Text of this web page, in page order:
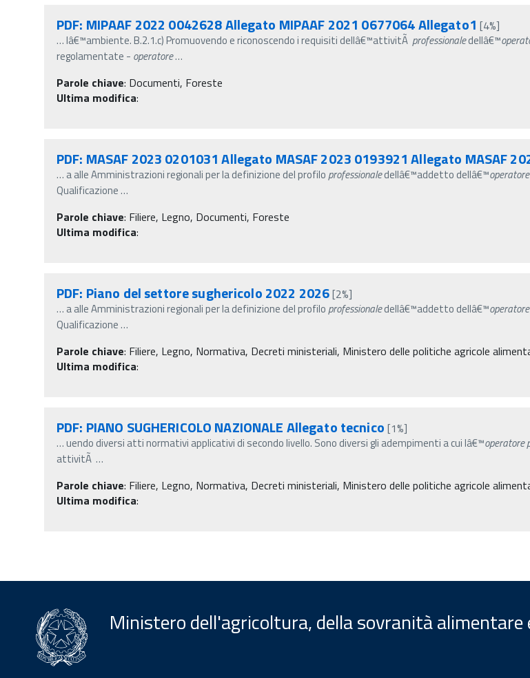
PDF: MIPAAF 2022 0042628 Allegato MIPAAF 2021 0677064 Allegato1 [4%]
…lâ€™ambiente. B.2.1.c) Promuovendo e riconoscendo i requisiti dellâ€™attivitÃ professionaledellâ€™
regolamentate - operatore…
Parole chiave: Documenti, Foreste
Ultima modifica:
PDF: MASAF 2023 0201031 Allegato MASAF 2023 0193921 Allegato MASAF
… a alle Amministrazioni regionali per la definizione del profiloprofessionaledellâ€™addetto dellâ€™operatore
Qualificazione…
Parole chiave: Filiere, Legno, Documenti, Foreste
Ultima modifica:
PDF: Piano del settore sughericolo 2022 2026[2%]
… a alle Amministrazioni regionali per la definizione del profiloprofessionaledellâ€™addetto dellâ€™operatore
Qualificazione…
Parole chiave: Filiere, Legno, Normativa, Decreti ministeriali, Ministero delle politiche agricole
Ultima modifica:
PDF: PIANO SUGHERICOLO NAZIONALE Allegato tecnico [1%]
…uendo diversi atti normativi applicativi di secondo livello. Sono diversi gli adempimenti a cui lâ€™operatore
attivitÃ …
Parole chiave: Filiere, Legno, Normativa, Decreti ministeriali, Ministero delle politiche agricole
Ultima modifica:
Ministero dell'agricoltura, della sovranità alimentare